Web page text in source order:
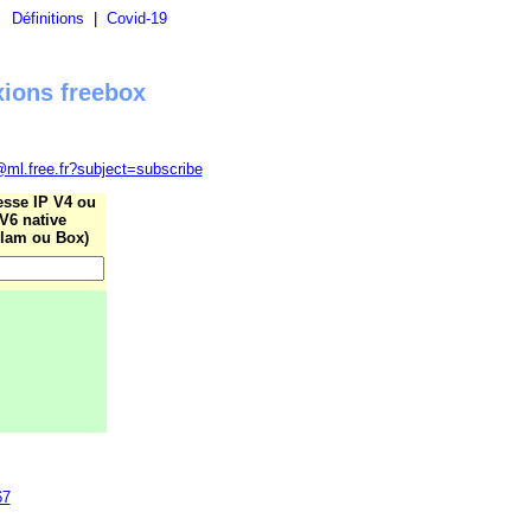
Définitions Covid-19
freebox
IP V4 ou
V6 native
ou Box)